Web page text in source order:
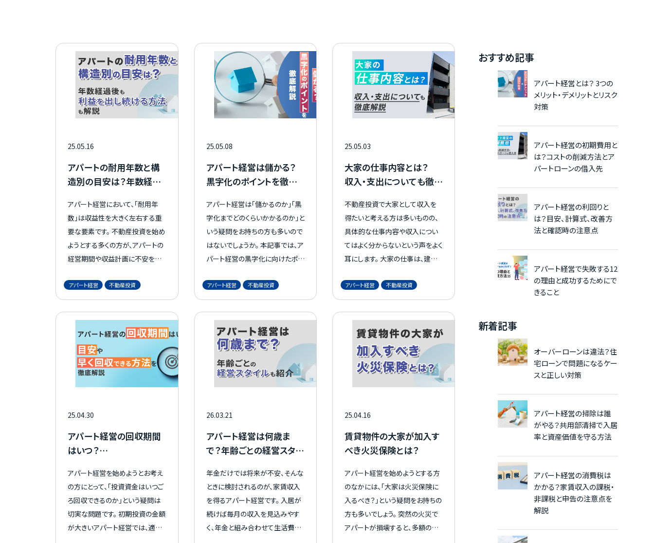
25.05.16
アパートの耐用年数と構
造別の目安は？年数経過
法も解説
アパート経営において、「耐用年
数」は収益性を大きく左右する重
要な要素です。 不動産投資を始め
ようとする多くの方が、アパートの
経営期間や収益計画に不安を感
ート経営を検討されている方にと
って、建物の構造や耐用年数の違
いを理解しておくことは、長期的
な資産運用の成功に欠かせませ
ん。 本記事では、アパートの耐用
年数の基礎知識から、年数経過後
の対策まで、具体的な数字を交え
アパート経営 不動産投資
25.05.08
アパート経営は儲かる？
黒字化のポイントを徹底
アパート経営は「儲かるのか」「黒
字化までどのくらいかかるのか」と
いう疑問をお持ちの方も多いので
はないでしょうか。 本記事では、ア
パート経営の黒字化に向けたポイ
ウを詳しく解説します。 これからア
パート経営を始めようとお考えの
方は、ぜひ参考にしてください。
アパート経営 不動産投資
25.05.03
大家の仕事内容とは？
収入・支出についても徹底
不動産投資で大家として収入を
得たいと考える方は多いものの、
具体的な仕事内容や収入につい
てはよく分からないという声をよく
耳にします。 大家の仕事は、建物
多岐にわたります。 本記事では、
大家の仕事内容や年収の実態、収
入を増やすためのポイントまでを
徹底解説します。 アパート経営を
検討している方は、ぜひ参考にし
てください。
アパート経営 不動産投資
25.04.30
アパート経営の回収期間
はいつ？
法を徹底解説
アパート経営を始めようとお考え
の方にとって、「投資資金はいつご
ろ回収できるのか」という疑問は
切実な問題です。 初期投資の金額
が大きいアパート経営では、適切
26.03.21
アパート経営は何歳ま
で？年齢ごとの経営スタイ
年金だけでは将来が不安、そんな
ときに検討されるのが、家賃収入
を得るアパート経営です。 入居が
続けば毎月の収入を見込みやす
く、年金と組み合わせて生活費の
25.04.16
賃貸物件の大家が加入す
べき火災保険とは？
アパート経営を始めようとする方
のなかには、「大家は火災保険に
入るべき？」という疑問をお持ちの
方も多いでしょう。 突然の火災で
アパートが損壊すると、多額の損
おすすめ記事
アパート経営とは？ 3つの
メリット・デメリットとリスク
対策
アパート経営の初期費用と
は？コストの削減方法とア
パートローンの借入先
アパート経営の利回りと
は？目安、計算式、改善方
法と確認時の注意点
アパート経営で失敗する12
の理由と成功するためにで
きること
新着記事
オーバーローンは違法？住
宅ローンで問題になるケー
スと正しい対策
アパート経営の掃除は誰
がやる？共用部清掃で入居
率と資産価値を守る方法
アパート経営の消費税は
かかる？家賃収入の課税・
非課税と申告の注意点を
解説